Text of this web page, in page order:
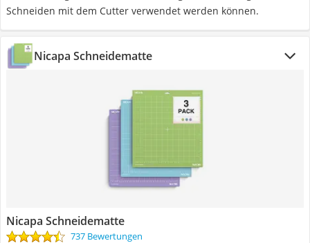
Schneiden mit dem Cutter verwendet werden können.
Nicapa Schneidematte
Nicapa Schneidematte
737 Bewertungen